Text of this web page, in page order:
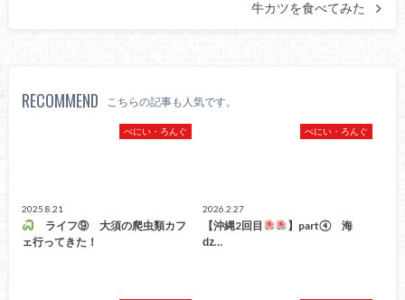
牛カツを食べてみた
RECOMMEND こちらの記事も人気です。
ぺにい・ろんぐ
2025.8.21
ライフ⑨ 大須の爬虫類カフ
ェ行ってきた！
ぺにい・ろんぐ
2026.2.27
【沖縄2回目
】part④ 海
ǳ…